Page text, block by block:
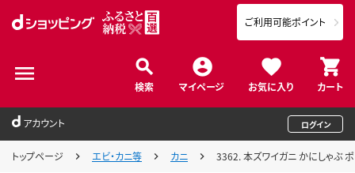
検索 マイページ お気に入り カート
ご利用可能ポイント
アカウント ログイン
トップページ エビ・カニ等 カニ 3362. 本ズワイガニ かにしゃぶ